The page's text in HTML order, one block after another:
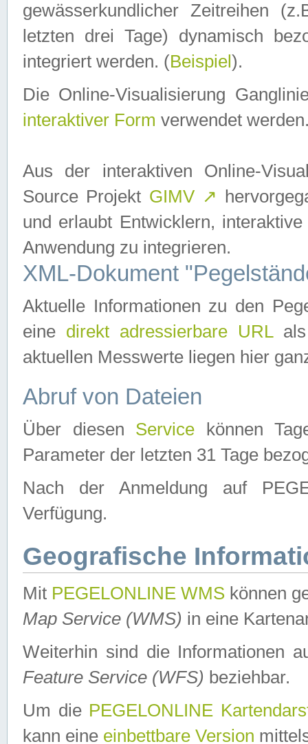
gewässerkundlicher Zeitreihen
letzten drei Tage) dynamisch
integriert werden. (Beispiel ).
Die Online-Visualisierung
interaktiver Form verwendet
Aus der interaktiven Online-
Source Projekt GIMV ↗
und erlaubt Entwicklern,
Anwendung zu integrieren.
XML-Dokument
Aktuelle Informationen zu den
eine direkt adressierbare URLals
aktuellen Messwerte liegen hier
Abruf von Dateien
Über diesen Service können
Parameter der letzten 31 Tage
Nach der Anmeldung auf
Verfügung.
Geografische
Mit PEGELONLINE WMS können
Map Service (WMS) in eine
Weiterhin sind die Informationen
Feature Service (WFS) beziehbar.
Um die PEGELONLINE
kann eine einbettbare Version